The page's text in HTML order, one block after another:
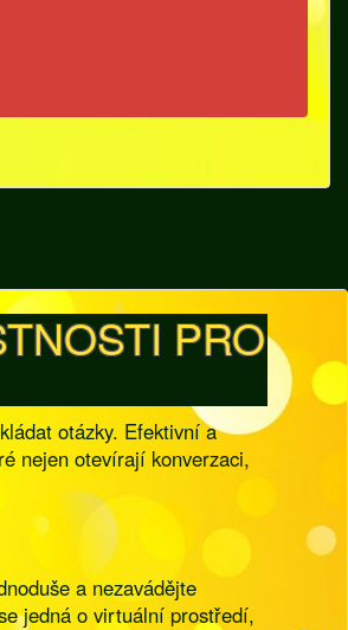
PRO
otázky. Efektivní a
nejen otevírají konverzaci,
a nezavádějte
jedná o virtuální prostředí,